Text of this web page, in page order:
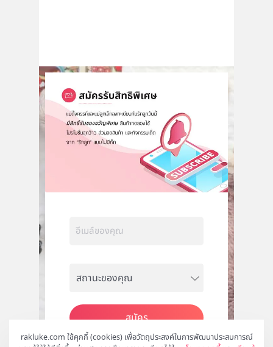
rakluke.com ใช้คุกกี้ (cookies) เพื่อวัตถุประสงค์ในการพัฒนาประสบการณ์
สมัคร